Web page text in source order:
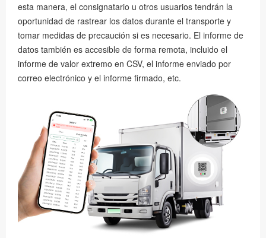
esta manera, el consignatario u otros usuarios tendrán la
oportunidad de rastrear los datos durante el transporte y
tomar medidas de precaución si es necesario. El informe de
datos también es accesible de forma remota, incluido el
informe de valor extremo en CSV, el informe enviado por
correo electrónico y el informe firmado, etc.